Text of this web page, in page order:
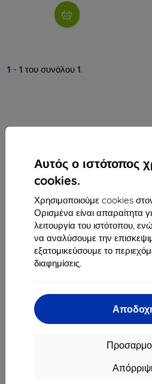
Αυτός ο ιστότοπος
cookies.
Χρησιμοποιούμε cookies
Ορισμένα είναι απαραίτητα
λειτουργία του ιστότοπου,
να αναλύσουμε την
εξατομικεύσουμε το
διαφημίσεις.
1 - 1 του συνόλου 1.
Οδός Rudolfa Mocka 3750/2A
841 04 Bratislava
Αριθμός Μητρώου Εταιρείας:
ΑΦΜ ΦΠΑ:SK2023549671
Επικοινωνία
info@top4mobile.eu